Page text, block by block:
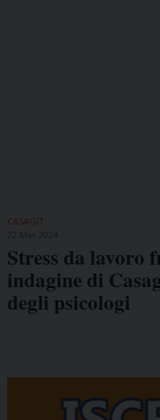
CASAGIT
Stress da lavoro
indagine di
degli psicologi